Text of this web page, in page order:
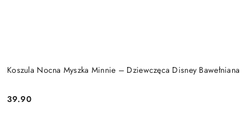
Koszula Nocna Myszka Minnie – Dziewczęca Disney Bawełniana
Cena:
39.90